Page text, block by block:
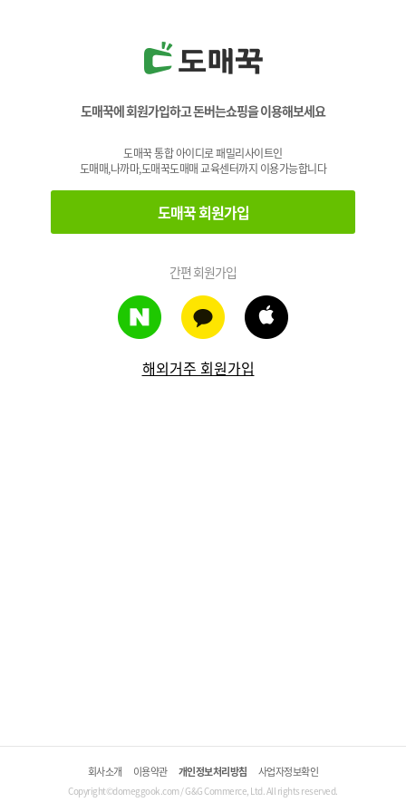
도매꾹에 회원가입하고 돈버는쇼핑을 이용해보세요
도매꾹 통합 아이디로 패밀리사이트인
도매매,나까마,도매꾹도매매 교육센터까지 이용가능합니다
도매꾹 회원가입
간편 회원가입
해외거주 회원가입
회사소개 이용약관 개인정보처리방침 사업자정보확인
Copyright©domeggook.com / G&G Commerce, Ltd. All rights reserved.